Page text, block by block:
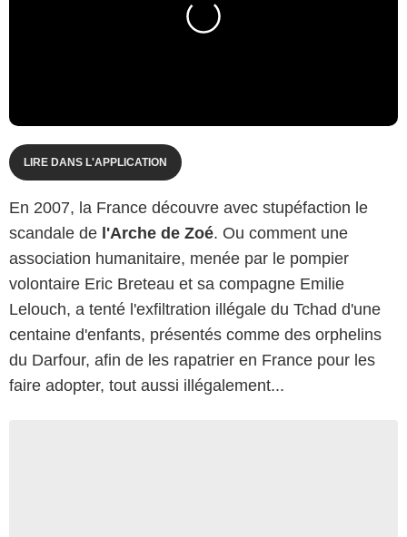
LIRE DANS L'APPLICATION
En 2007, la France découvre avec stupéfaction le
scandale de l'Arche de Zoé. Ou comment une
association humanitaire, menée par le pompier
volontaire Eric Breteau et sa compagne Emilie
Lelouch, a tenté l'exfiltration illégale du Tchad d'une
centaine d'enfants, présentés comme des orphelins
du Darfour, afin de les rapatrier en France pour les
faire adopter, tout aussi illégalement...